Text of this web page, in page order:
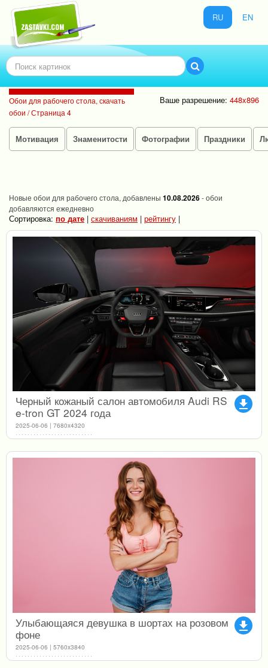
RU EN
Обои для рабочего стола, скачать
обои / Страница 4
Ваше разрешение: 448x896
Мотивация Знаменитости Фотографии Праздники
Новые обои для рабочего стола, добавлены 10.08.2026- обои
добавляются ежедневно
Сортировка: по дате | скачиваниям | рейтингу |
file_download
Черный кожаный салон автомобиля Audi RS
e-tron GT 2024 года
2025-06-06 | 7680x4320
file_download
Улыбающаяся девушка в шортах на розовом
фоне
2025-06-06 | 5760x3840